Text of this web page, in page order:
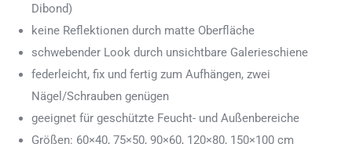
Dibond)
keine Reflektionen durch matte Oberfläche
schwebender Look durch unsichtbare Galerieschiene
federleicht, fix und fertig zum Aufhängen, zwei
Nägel/Schrauben genügen
geeignet für geschützte Feucht- und Außenbereiche
Größen: 60×40, 75×50, 90×60, 120×80, 150×100 cm